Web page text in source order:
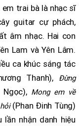
em trai bà là nhạc sĩ
guitar cự phách,
âm nhạc. Hai con
Lam và Yên Lâm.
ca khúc sáng tác
Thanh),
Đừng
Mong em về
(Phan Đinh Tùng)
lần nhận danh hiệu